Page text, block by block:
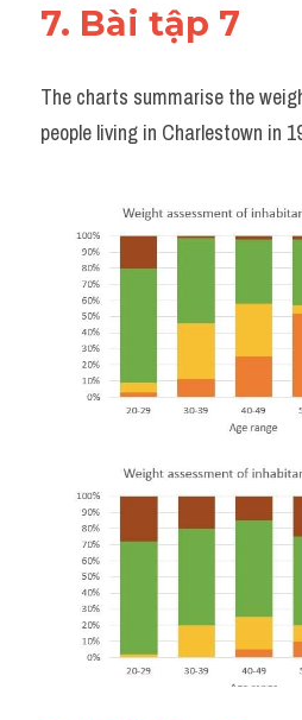
7. Bài tập 7
The charts summarise the
people living in Charlestown in